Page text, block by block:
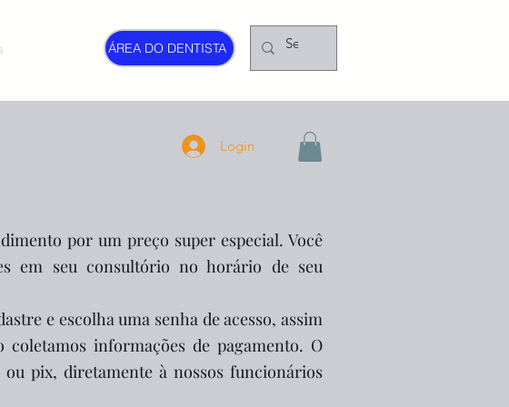
ÁREA DO DENTISTA
Login
por um preço super especial. Você
em seu consultório no horário de seu
e escolha uma senha de acesso, assim
informações de pagamento. O
pix, diretamente à nossos funcionários